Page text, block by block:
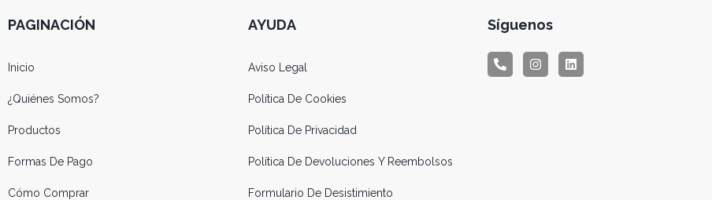
PAGINACIÓN
Inicio
¿Quiénes Somos?
Productos
Formas De Pago
Cómo Comprar
AYUDA
Aviso Legal
Política De Cookies
Política De Privacidad
Política De Devoluciones Y Reembolsos
Formulario De Desistimiento
Síguenos